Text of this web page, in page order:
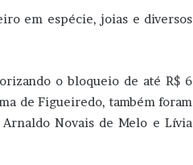
em espécie, joias e diversos
o bloqueio de até R$ 6
de Figueiredo, também foram
Novais de Melo e Lívia